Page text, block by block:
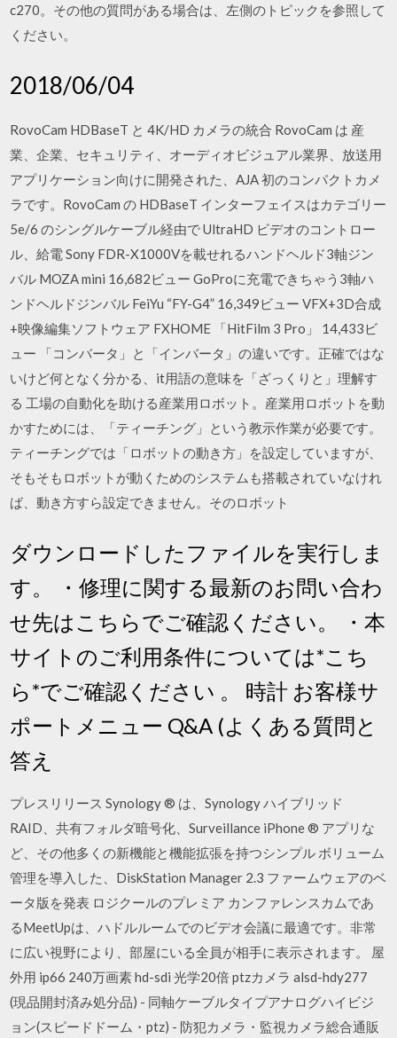
c270。その他の質問がある場合は、左側のトピックを参照して
ください。
2018/06/04
RovoCam HDBaseT と 4K/HD カメラの統合 RovoCam は 産
業、企業、セキュリティ、オーディオビジュアル業界、放送用
アプリケーション向けに開発された、AJA 初のコンパクトカメ
ラです。RovoCam の HDBaseT インターフェイスはカテゴリー
5e/6 のシングルケーブル経由で UltraHD ビデオのコントロー
ル、給電 Sony FDR‬-‪‎X1000Vを載せれるハンドヘルド3軸ジン
バル MOZA mini 16,682ビュー GoProに充電できちゃう3軸ハ
ンドヘルドジンバル FeiYu “FY-G4” 16,349ビュー VFX+3D合成
+映像編集ソフトウェア FXHOME 「HitFilm 3 Pro」 14,433ビ
ュー 「コンバータ」と「インバータ」の違いです。正確ではな
いけど何となく分かる、it用語の意味を「ざっくりと」理解す
る 工場の自動化を助ける産業用ロボット。産業用ロボットを動
かすためには、「ティーチング」という教示作業が必要です。
ティーチングでは「ロボットの動き方」を設定していますが、
そもそもロボットが動くためのシステムも搭載されていなけれ
ば、動き方すら設定できません。そのロボット
ダウンロードしたファイルを実行しま
す。 ・修理に関する最新のお問い合わ
せ先はこちらでご確認ください。 ・本
サイトのご利用条件については*こち
ら*でご確認ください 。 時計 お客様サ
ポートメニュー Q&A (よくある質問と
答え
プレスリリース Synology ® は、Synology ハイブリッド
RAID、共有フォルダ暗号化、Surveillance iPhone ® アプリな
ど、その他多くの新機能と機能拡張を持つシンプル ボリューム
管理を導入した、DiskStation Manager 2.3 ファームウェアのベ
ータ版を発表 ロジクールのプレミア カンファレンスカムであ
るMeetUpは、ハドルルームでのビデオ会議に最適です。非常
に広い視野により、部屋にいる全員が相手に表示されます。 屋
外用 ip66 240万画素 hd-sdi 光学20倍 ptzカメラ alsd-hdy277
(現品開封済み処分品) - 同軸ケーブルタイプアナログハイビジ
ョン(スピードドーム・ptz) - 防犯カメラ・監視カメラ総合通販